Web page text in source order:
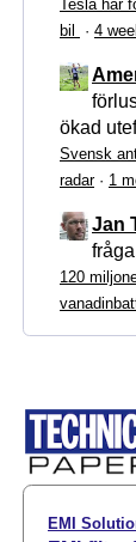
Tesla har
bil
· 4
ökad
Svensk
radar· 1
Jan
120
EMI